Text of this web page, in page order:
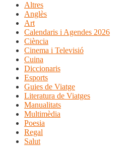
Altres
Anglès
Art
Calendaris i Agendes 2026
Ciència
Cinema i Televisió
Cuina
Diccionaris
Esports
Guies de Viatge
Literatura de Viatges
Manualitats
Multimèdia
Poesia
Regal
Salut